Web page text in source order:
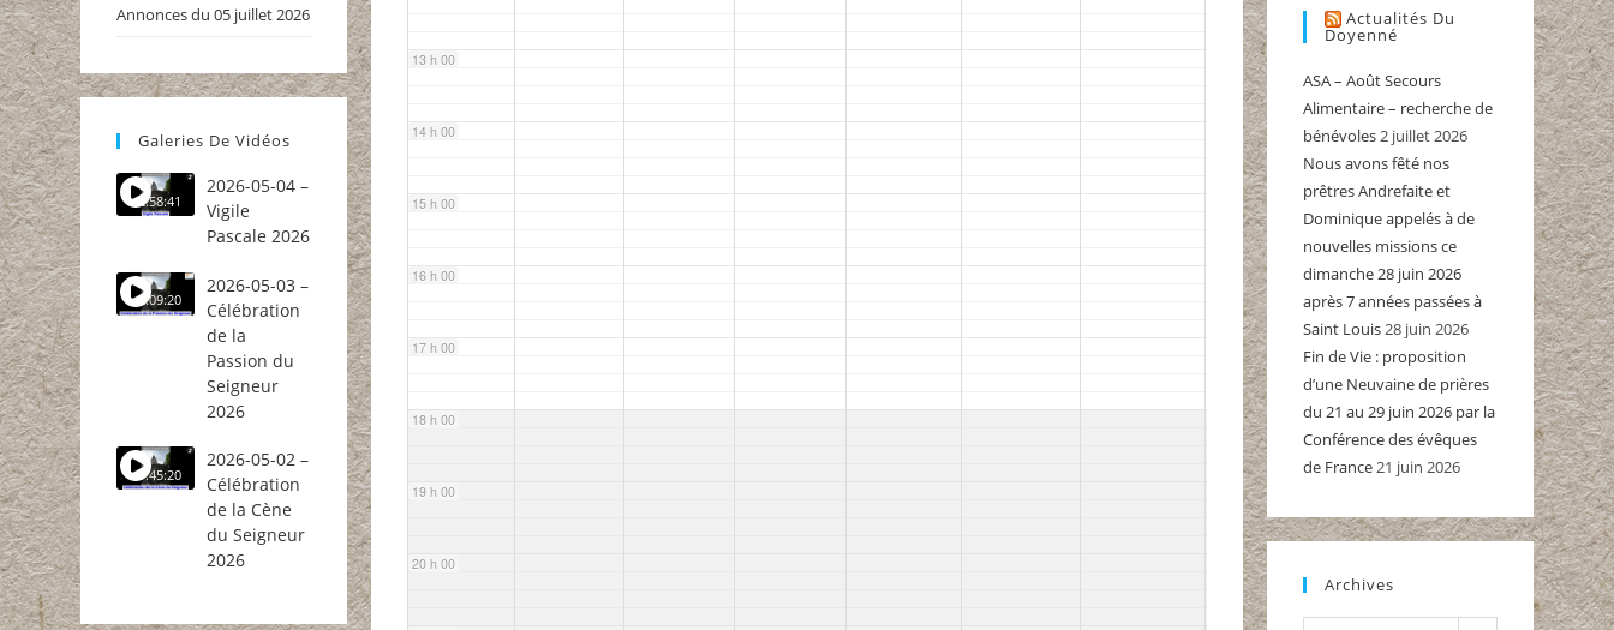
13 h 00
14 h 00
15 h 00
16 h 00
17 h 00
18 h 00
19 h 00
20 h 00
Annonces du 05 juillet 2026
Galeries De Vidéos
2:58:41
2026-05-04 –
Vigile
Pascale 2026
2:09:20
2026-05-03 –
Célébration
de la
Passion du
Seigneur
2026
1:45:20
2026-05-02 –
Célébration
de la Cène
du Seigneur
2026
Actualités Du
Doyenné
ASA – Août Secours
Alimentaire – recherche de
bénévoles2 juillet 2026
Nous avons fêté nos
prêtres Andrefaite et
Dominique appelés à de
nouvelles missions ce
dimanche 28 juin 2026
après 7 années passées à
Saint Louis28 juin 2026
Fin de Vie : proposition
d’une Neuvaine de prières
du 21 au 29 juin 2026 par la
Conférence des évêques
de France21 juin 2026
Archives